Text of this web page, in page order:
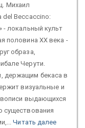
Михаил
del Beccaccino:
- локальный культ
половина XX века -
образа,
Черути.
держащим бекаса в
визуальные и
выдающихся
существования
Читать далее